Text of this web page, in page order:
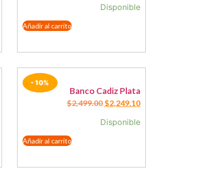
Disponible
Añadir al carrito
- 10%
Banco Cadiz Plata
$2,499.00 $2,249.10
Disponible
Añadir al carrito